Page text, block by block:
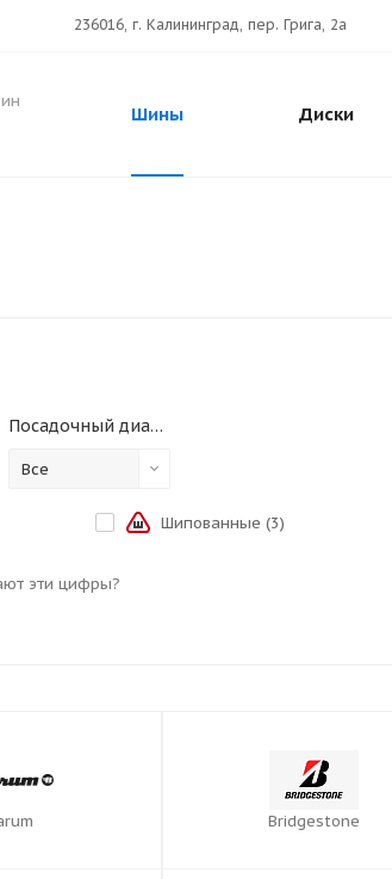
236016, г. Калининград, пер. Грига, 2а
Шины Диски
Посадочный диаметр
Все
Шипованные (3)
эти цифры?
Bridgestone